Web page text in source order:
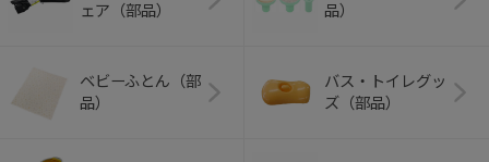
ェア（部品）
品）
ベビーふとん（部
品）
バス・トイレグッ
ズ（部品）